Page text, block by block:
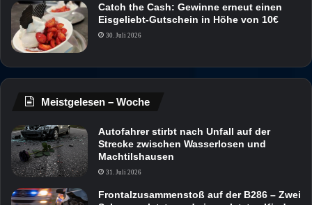
Catch the Cash: Gewinne erneut einen
Eisgeliebt-Gutschein in Höhe von 10€
30. Juli 2026
Meistgelesen – Woche
Autofahrer stirbt nach Unfall auf der
Strecke zwischen Wasserlosen und
Machtilshausen
31. Juli 2026
Frontalzusammenstoß auf der B286 – Zwei